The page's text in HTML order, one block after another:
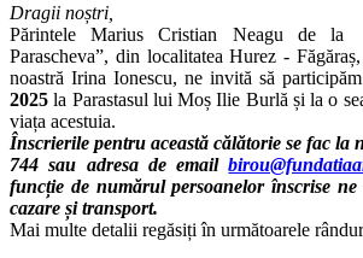
Dragii noștri,
Părintele Marius Cristian Neagu de
Parascheva”, din localitatea Hurez -
noastră Irina Ionescu, ne invită să
2025 la Parastasul lui Moș Ilie Burlă și la o
viața acestuia.
Înscrierile pentru această călătorie se fac la
744 sau adresa de email
funcție de numărul persoanelor înscrise
cazare și transport.
Mai multe detalii regăsiți în următoarele